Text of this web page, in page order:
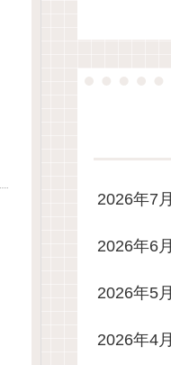
2026年7月
2026年6月
2026年5月
2026年4月